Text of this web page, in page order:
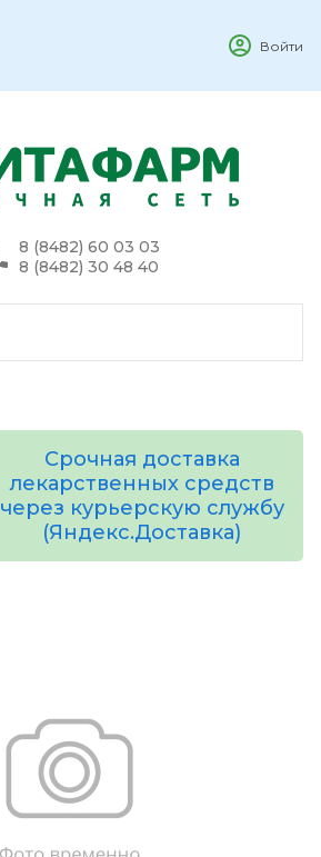
Войти
8 (8482) 60 03 03
8 (8482) 30 48 40
Срочная доставка
лекарственных средств
через курьерскую службу
(Яндекс.Доставка)